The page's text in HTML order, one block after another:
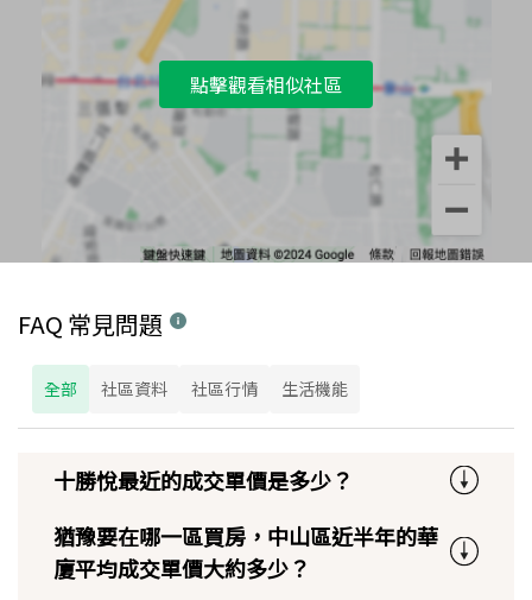
點擊觀看相似社區
FAQ 常見問題
全部 社區資料 社區行情 生活機能
十勝悅最近的成交單價是多少？
猶豫要在哪一區買房，中山區近半年的華
廈平均成交單價大約多少？